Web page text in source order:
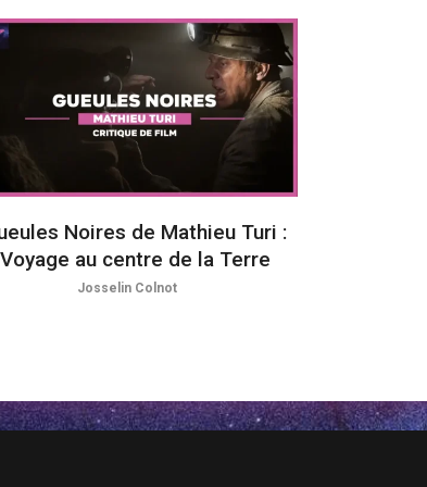
Noires de Mathieu Turi :
Voyage au centre de la Terre
Josselin Colnot